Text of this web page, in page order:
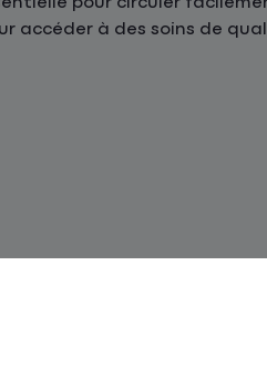
accéder à des soins de
et